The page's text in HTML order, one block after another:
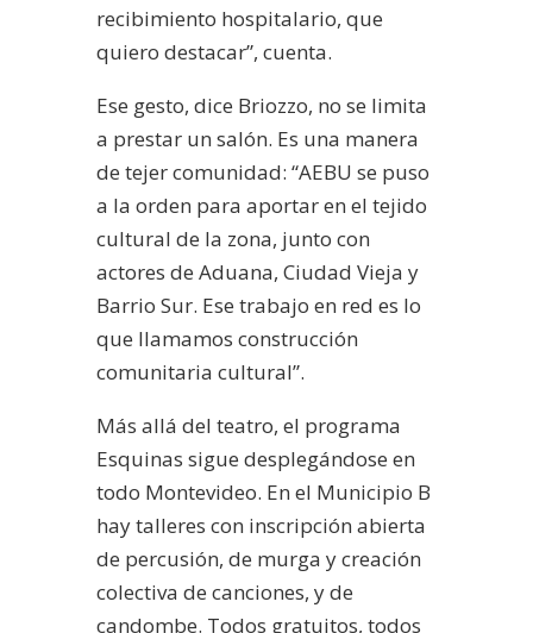
recibimiento hospitalario, que
quiero destacar”, cuenta.
Ese gesto, dice Briozzo, no se limita
a prestar un salón. Es una manera
de tejer comunidad: “AEBU se puso
a la orden para aportar en el tejido
cultural de la zona, junto con
actores de Aduana, Ciudad Vieja y
Barrio Sur. Ese trabajo en red es lo
que llamamos construcción
comunitaria cultural”.
Más allá del teatro, el programa
Esquinas sigue desplegándose en
todo Montevideo. En el Municipio B
hay talleres con inscripción abierta
de percusión, de murga y creación
colectiva de canciones, y de
candombe. Todos gratuitos, todos